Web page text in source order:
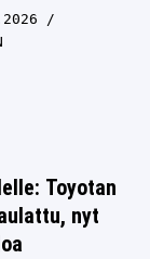
Toyotan
nyt